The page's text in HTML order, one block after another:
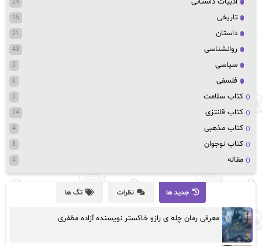
24
تاریخی 15
داستان 21
روانشناسی 43
سیاسی 3
فلسفی 6
کتاب سلامت 2
کتاب قانتزی 24
کتاب مذهبی 4
کتاب نوجوان 8
مقاله 4
جدید ها نظرات تگ ها
معرفی رمان چله ی رازو خاکستر نویسنده آزاده مظفری